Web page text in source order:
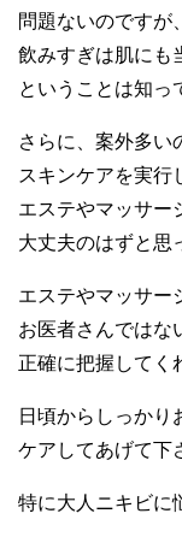
問題ないのですが、
飲みすぎは肌にも
ということは知っ
さらに、案外多い
スキンケアを実行
エステやマッサー
大丈夫のはずと思
エステやマッサー
お医者さんではな
正確に把握してく
日頃からしっかり
ケアしてあげて下
特に大人ニキビに